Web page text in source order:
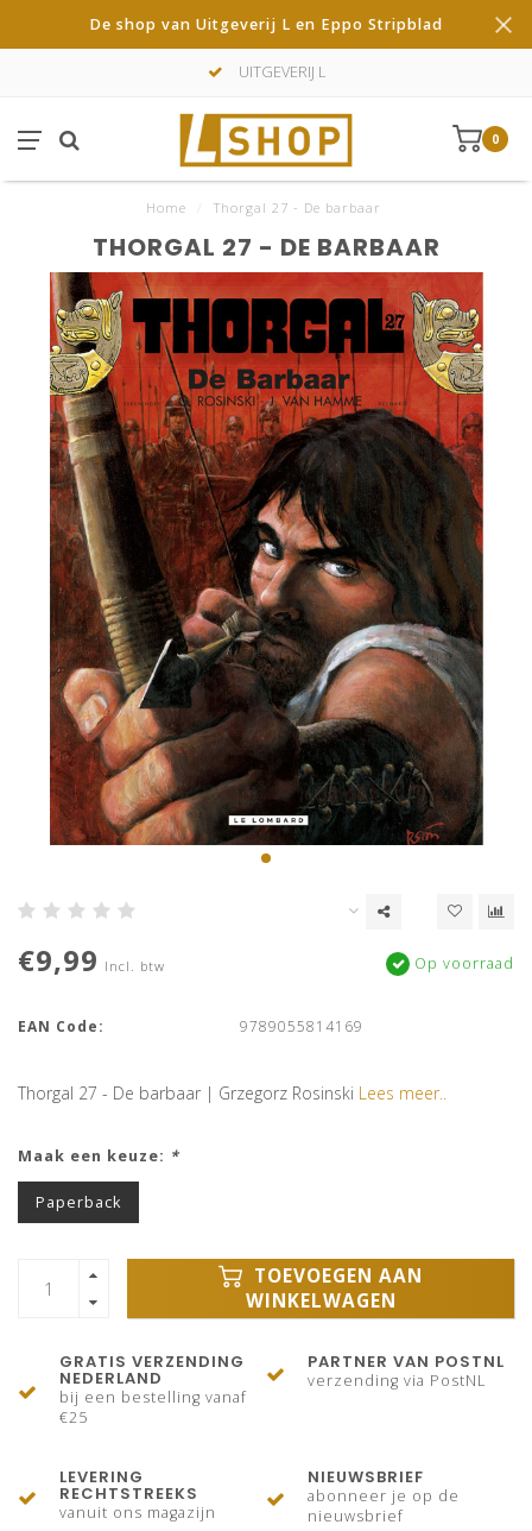
De shop van Uitgeverij L en Eppo Stripblad
UITGEVERIJ L
0
Home Thorgal 27 - De barbaar
THORGAL 27 - DE BARBAAR
€9,99 Incl. btw Op voorraad
EAN Code: 9789055814169
Thorgal 27 - De barbaar | Grzegorz Rosinski Lees meer..
Maak een keuze: *
Paperback
TOEVOEGEN AAN
WINKELWAGEN
GRATIS VERZENDING
NEDERLAND
bij een bestelling vanaf
€25
PARTNER VAN POSTNL
verzending via PostNL
LEVERING
RECHTSTREEKS
vanuit ons magazijn
NIEUWSBRIEF
abonneer je op de
nieuwsbrief